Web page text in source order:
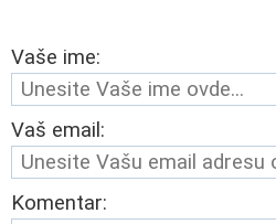
Vaše ime:
Vaš email:
Komentar: